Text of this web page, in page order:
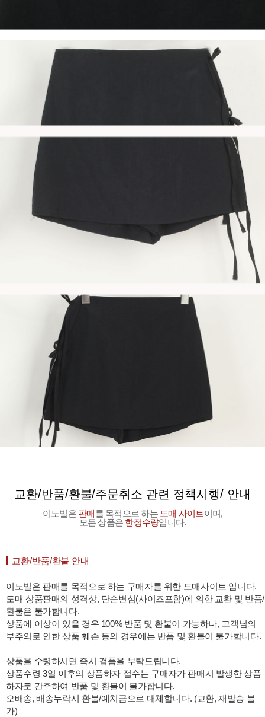
교환/반품/환불/주문취소 관련 정책시행/ 안내
이노빌은 판매를 목적으로 하는 도매 사이트이며,
모든 상품은 한정수량입니다.
교환/반품/환불 안내
이노빌은 판매를 목적으로 하는 구매자를 위한 도매사이트 입니다.
도매 상품판매의 성격상, 단순변심(사이즈포함)에 의한 교환 및 반품/
환불은 불가합니다.
상품에 이상이 있을 경우 100% 반품 및 환불이 가능하나, 고객님의
부주의로 인한 상품 훼손 등의 경우에는 반품 및 환불이 불가합니다.
상품을 수령하시면 즉시 검품을 부탁드립니다.
상품수령 3일 이후의 상품하자 접수는 구매자가 판매시 발생한 상품
하자로 간주하여 반품 및 환불이 불가합니다.
오배송, 배송누락시 환불/예치금으로 대체합니다. (교환, 재발송 불
가)